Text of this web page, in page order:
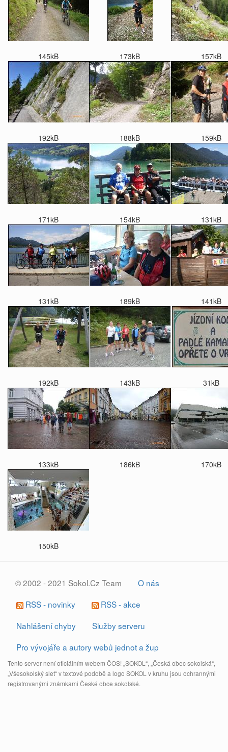
145kB 173kB 157kB
192kB 188kB 159kB
171kB 154kB 131kB
131kB 189kB 141kB
192kB 143kB 31kB
133kB 186kB 170kB
150kB
© 2002 - 2021 Sokol.Cz Team
O nás
RSS - novinky
RSS - akce
Nahlášení chyby
Služby serveru
Pro vývojáře a autory webů jednot a žup
Tento server není oficiálním webem ČOS! „SOKOL“, „Česká obec sokolská“,
„Všesokolský slet“ v textové podobě a logo SOKOL v kruhu jsou ochrannými
registrovanými známkami České obce sokolské.